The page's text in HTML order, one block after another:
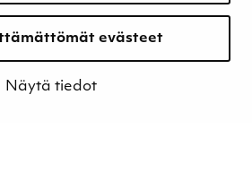
evästeet
Näytä tiedot